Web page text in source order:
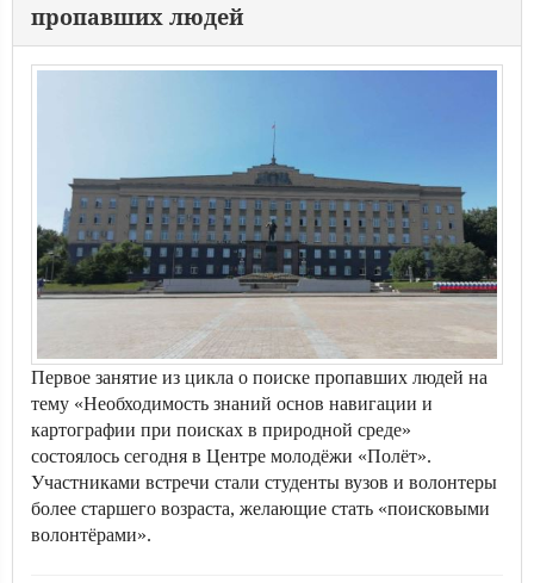
пропавших людей
Первое занятие из цикла о поиске пропавших людей на
тему «Необходимость знаний основ навигации и
картографии при поисках в природной среде»
состоялось сегодня в Центре молодёжи «Полёт».
Участниками встречи стали студенты вузов и волонтеры
более старшего возраста, желающие стать «поисковыми
волонтёрами».